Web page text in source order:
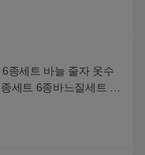
종세트 바늘 줄자 옷수
세트 6종바느질세트 W